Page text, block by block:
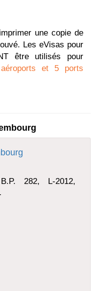
une copie de
Les eVisas pour
être utilisés pour
et 5 ports
282, L-2012,